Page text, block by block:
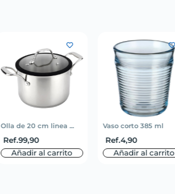
Olla de 20 cm linea ...
Ref.99,90
Añadir al carrito
Vaso corto 385 ml
Ref.4,90
Añadir al carrito